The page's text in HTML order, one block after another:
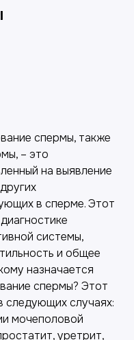
спермы, также
– это
на выявление
в сперме. Этот
системы,
и общее
назначается
спермы? Этот
следующих случаях:
мочеполовой
уретрит,